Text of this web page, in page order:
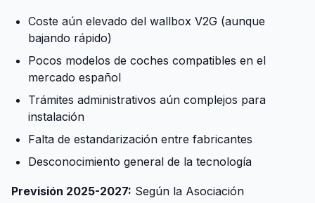
Coste aún elevado del wallbox V2G (aunque
bajando rápido)
Pocos modelos de coches compatibles en el
mercado español
Trámites administrativos aún complejos para
instalación
Falta de estandarización entre fabricantes
Desconocimiento general de la tecnología
Previsión 2025-2027: Según la Asociación